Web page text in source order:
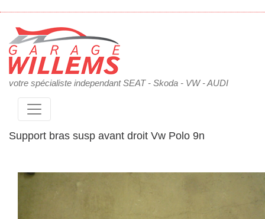
votre spécialiste independant SEAT - Skoda - VW - AUDI
Support bras susp avant droit Vw Polo 9n